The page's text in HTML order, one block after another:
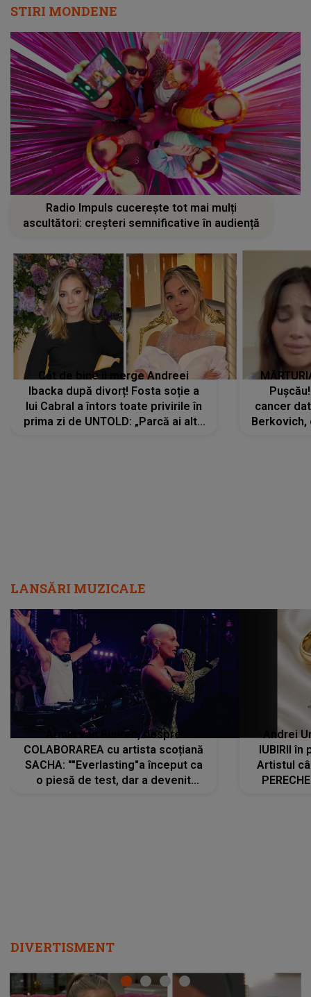
STIRI MONDENE
Radio Impuls cucerește tot mai mulți
ascultători: creșteri semnificative în audiență
Cât de bine îi merge Andreei
Ibacka după divorț! Fosta soție a
lui Cabral a întors toate privirile în
prima zi de UNTOLD: „Parcă ai altă
cancer
Berkovich,
LANSĂRI MUZICALE
Armin van Buuren, despre
COLABORAREA cu artista scoțiană
SACHA: ""Everlasting"a început ca
o piesă de test, dar a devenit
Andrei
IUBIRII
Artistul
DIVERTISMENT